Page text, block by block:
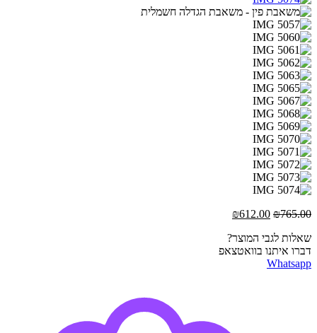
₪765.00
המחיר
היה:
₪765.00.
₪612.00
הוא:
₪612.00.
שאלות לגבי המוצר?
דברו איתנו בוואטצאפ
Whatsapp